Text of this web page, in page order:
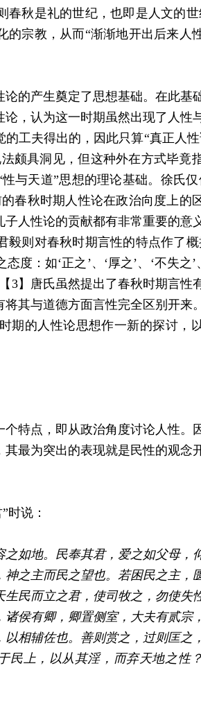
秋是礼的世纪，也即是人文的
宗教，从而“渐渐地开出后来人
的产生奠定了思想基础。在此基
，认为这一时期虽然出现了人性
工夫得出的，因此只算“真正人性
颇具洞见，但这种外在方式毕竟
与天道”思想的理论基础。徐氏仅
春秋时期人性论在政治向度上的
人性论的贡献都有非常重要的意
毅则对春秋时期言性的特点作了
：如‘正之’、‘厚之’、‘不失之’
3】唐氏虽然提出了春秋时期言性
其与道德方面言性完全区别开来
期的人性论思想作一新的探讨，
特点，即从政治角度讨论人性。
最为突出的表现就是民性的观念
时说：
如地。民奉其君，爱之如父母，
之主而民之望也。若困民之主，
民而立之君，使司牧之，勿使失
侯有卿，卿置侧室，大夫有贰宗
相辅佐也。善则赏之，过则匡之
上，以从其淫，而弃天地之性